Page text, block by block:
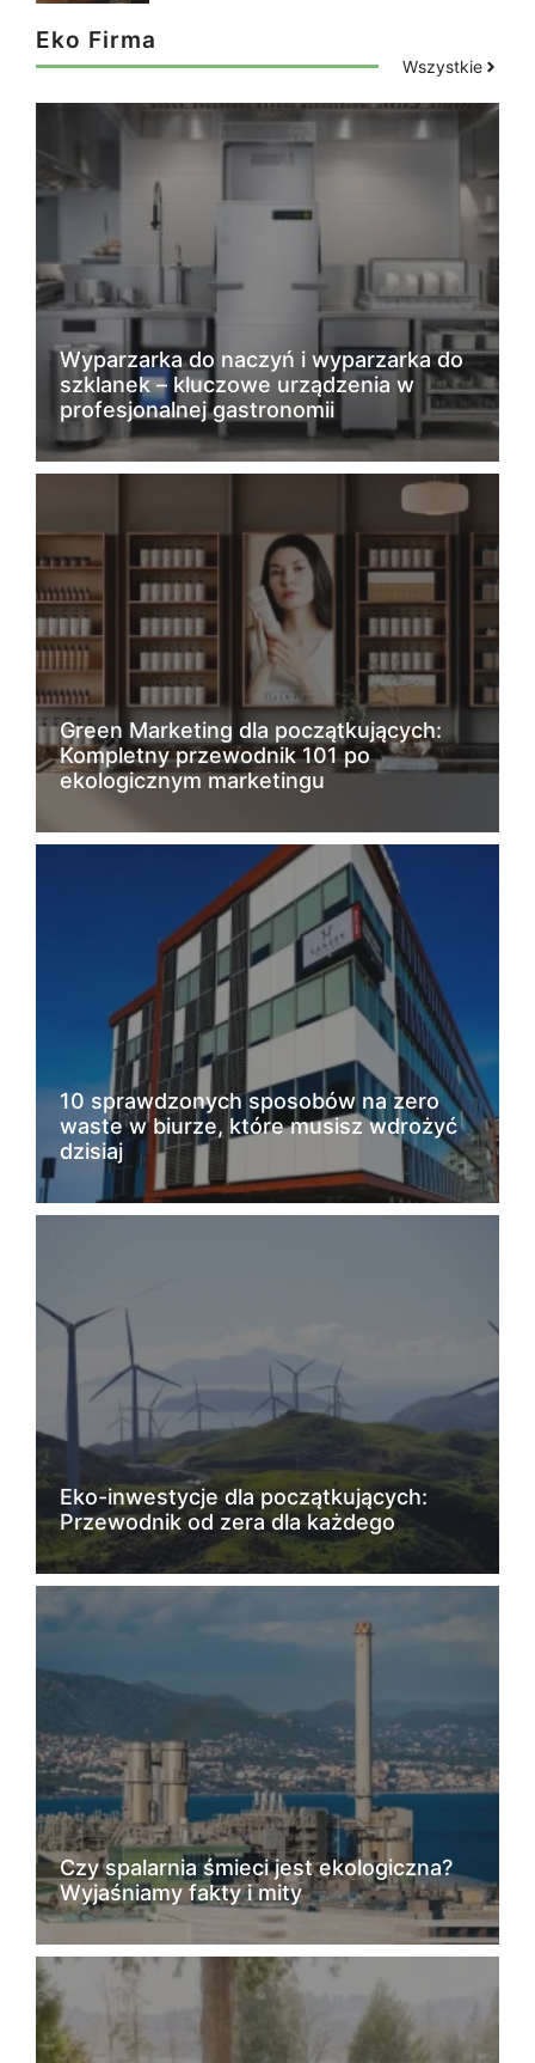
Eko Firma
Wszystkie
Wyparzarka do naczyń i wyparzarka do
szklanek – kluczowe urządzenia w
profesjonalnej gastronomii
Green Marketing dla początkujących:
Kompletny przewodnik 101 po
ekologicznym marketingu
10 sprawdzonych sposobów na zero
waste w biurze, które musisz wdrożyć
dzisiaj
Eko-inwestycje dla początkujących:
Przewodnik od zera dla każdego
Czy spalarnia śmieci jest ekologiczna?
Wyjaśniamy fakty i mity